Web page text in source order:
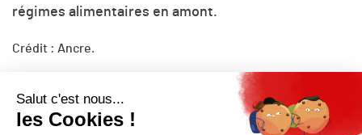
régimes alimentaires en amont.
Crédit : Ancre.
Vous aimerez aussi